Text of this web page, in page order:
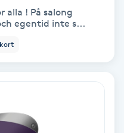
alla ! På salong
egentid inte s...